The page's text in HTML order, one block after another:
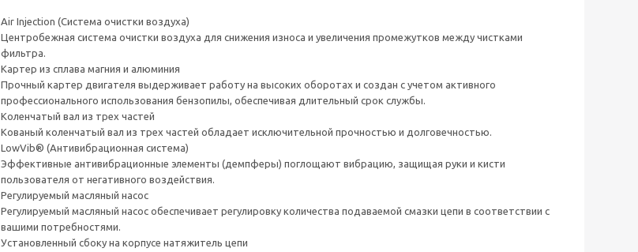
Air Injection (Система очистки воздуха)
Центробежная система очистки воздуха для снижения износа и увеличения промежутков между чистками
фильтра.
Картер из сплава магния и алюминия
Прочный картер двигателя выдерживает работу на высоких оборотах и создан с учетом активного
профессионального использования бензопилы, обеспечивая длительный срок службы.
Коленчатый вал из трех частей
Кованый коленчатый вал из трех частей обладает исключительной прочностью и долговечностью.
LowVib® (Антивибрационная система)
Эффективные антивибрационные элементы (демпферы) поглощают вибрацию, защищая руки и кисти
пользователя от негативного воздействия.
Регулируемый масляный насос
Регулируемый масляный насос обеспечивает регулировку количества подаваемой смазки цепи в соответствии с
вашими потребностями.
Установленный сбоку на корпусе натяжитель цепи